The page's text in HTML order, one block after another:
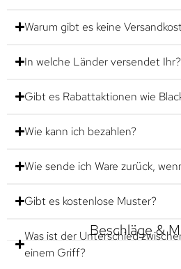
Warum gibt es keine
In welche Länder versendet Ihr?
Gibt es Rabattaktionen wie
Wie kann ich bezahlen?
Wie sende ich Ware zurück,
Gibt es kostenlose Muster?
Beschläge &
Was ist der Unterschied
einem Griff?